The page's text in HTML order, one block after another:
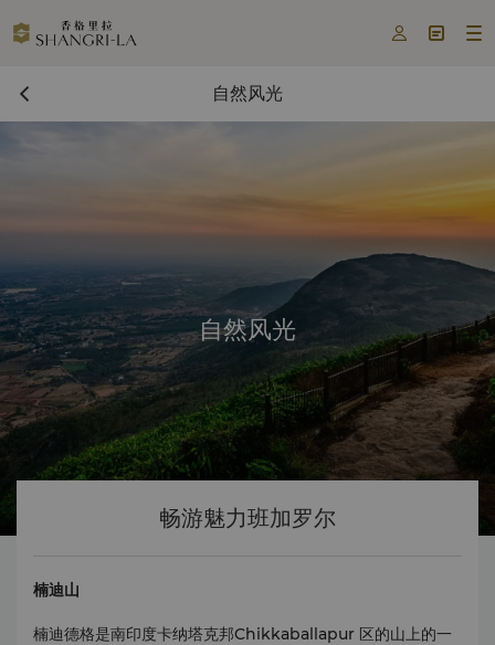
  
自然风光
自然风光
畅游魅力班加罗尔
楠迪山
楠迪德格是南印度卡纳塔克邦Chikkaballapur 区的山上的一